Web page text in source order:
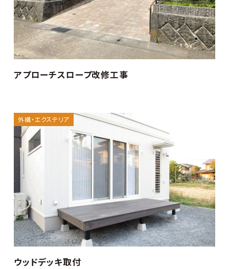
アプローチスロープ改修工事
外構・エクステリア
ウッドデッキ取付